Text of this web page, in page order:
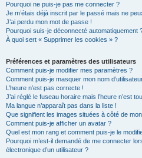
Pourquoi ne puis-je pas me connecter ?
Je m’étais déjà inscrit par le passé mais ne
J’ai perdu mon mot de passe !
Pourquoi suis-je déconnecté automatiquement
À quoi sert « Supprimer les cookies » ?
Préférences et paramètres des utilisateurs
Comment puis-je modifier mes paramètres ?
Comment puis-je masquer mon nom
L’heure n’est pas correcte !
J’ai réglé le fuseau horaire mais l’heure n’est
Ma langue n’apparaît pas dans la liste !
Que signifient les images situées à côté de
Comment puis-je afficher un avatar ?
Quel est mon rang et comment puis-je le
Pourquoi m’est-il demandé de me connecter
électronique d’un utilisateur ?